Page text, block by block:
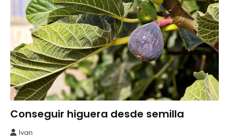
Obtener
Semillas
Conseguir higuera desde semilla
Ivan